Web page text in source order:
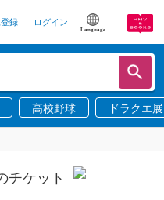
録 ログイン
Language
高校野球 ドラクエ展
チケット